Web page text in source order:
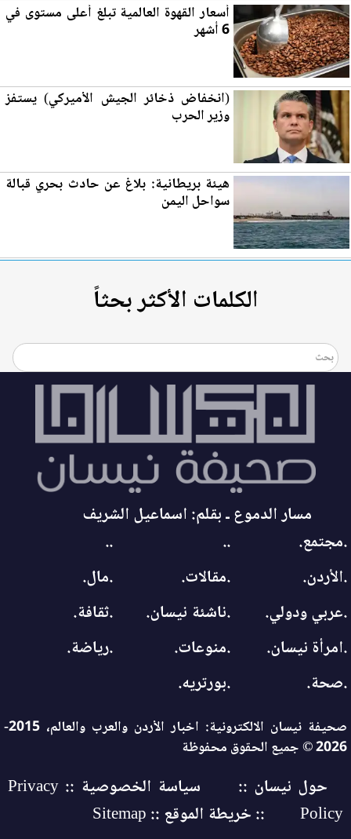
أسعار القهوة العالمية تبلغ أعلى مستوى في
6 أشهر
(انخفاض ذخائر الجيش الأميركي) يستفز
وزير الحرب
هيئة بريطانية: بلاغ عن حادث بحري قبالة
سواحل اليمن
الكلمات الأكثر بحثاً
مسار الدموع ـ بقلم: اسماعيل الشريف
.مجتمع.
..
..
.الأردن.
.مقالات.
.مال.
.عربي ودولي.
.ناشئة نيسان.
.ثقافة.
.امرأة نيسان.
.منوعات.
.رياضة.
.صحة.
.بورتريه.
صحيفة نيسان الالكترونية: اخبار الأردن والعرب والعالم، 2015-
2026 © جميع الحقوق محفوظة
حول نيسان ::
سياسة الخصوصية :: Privacy
Policy
:: خريطة الموقع :: Sitemap